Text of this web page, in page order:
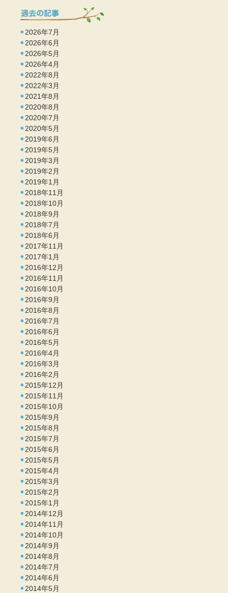
2026年7月
2026年6月
2026年5月
2026年4月
2022年8月
2022年3月
2021年8月
2020年8月
2020年7月
2020年5月
2019年6月
2019年5月
2019年3月
2019年2月
2019年1月
2018年11月
2018年10月
2018年9月
2018年7月
2018年6月
2017年11月
2017年1月
2016年12月
2016年11月
2016年10月
2016年9月
2016年8月
2016年7月
2016年6月
2016年5月
2016年4月
2016年3月
2016年2月
2015年12月
2015年11月
2015年10月
2015年9月
2015年8月
2015年7月
2015年6月
2015年5月
2015年4月
2015年3月
2015年2月
2015年1月
2014年12月
2014年11月
2014年10月
2014年9月
2014年8月
2014年7月
2014年6月
2014年5月